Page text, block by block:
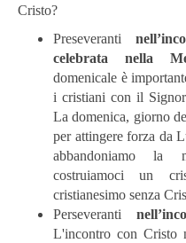
Cristo?
Preseveranti
celebrata nella
domenicale è
i cristiani con il
La domenica, giorno
per attingere forza da
abbandoniamo la
costruiamoci un
cristianesimo senza
Perseveranti
L'incontro con Cristo